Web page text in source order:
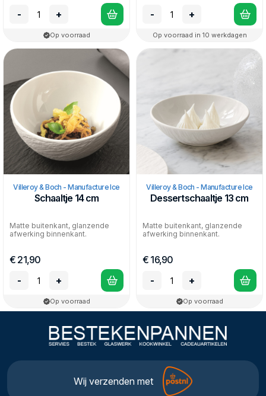
-
+
Op voorraad
-
+
Op voorraad in 10 werkdagen
Villeroy & Boch - Manufacture Ice
Schaaltje 14 cm
Matte buitenkant, glanzende
afwerking binnenkant.
€ 21,90
-
+
Op voorraad
Villeroy & Boch - Manufacture Ice
Dessertschaaltje 13 cm
Matte buitenkant, glanzende
afwerking binnenkant.
€ 16,90
-
+
Op voorraad
Wij verzenden met